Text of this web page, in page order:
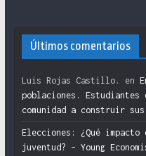
Últimos comentarios
Luis Rojas Castillo. en
poblaciones.
comunidad a construir
Elecciones: ¿Qué
juventud? – Young